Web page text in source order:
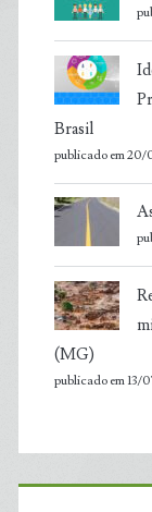
Brasil
publicado em
(MG)
publicado em 13/